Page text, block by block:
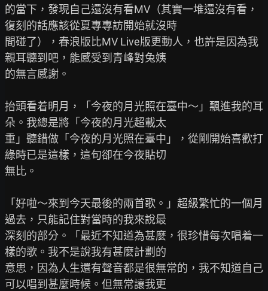
的當下，發現自己還沒有看MV（其實一堆還沒有看，
復刻的話應該從夏專專訪開始就沒時
間碰了），春浪版比MV Live版更動人，也許是因為我
親耳聽到吧，能感受到青峰對兔姨
的無言感謝。
抬頭看着明月，「今夜的月光照在臺中～」飄進我的耳
朵。我總是將「今夜的月光超載太
重」聽錯做「今夜的月光照在臺中」，從剛開始喜歡打
綠時已是這樣，這句卻在今夜貼切
無比。
「好啦～來到今天最後的兩首歌。」超級繁忙的一個月
過去，只能記住對當時的我來說最
深刻的部分。「最近不知道為甚麼，很珍惜每次唱着一
樣的歌。我不是說我有甚麼計劃的
意思，因為人生還有聲音都是很無常的，我不知道自己
可以唱到甚麼時候。但無常讓我更